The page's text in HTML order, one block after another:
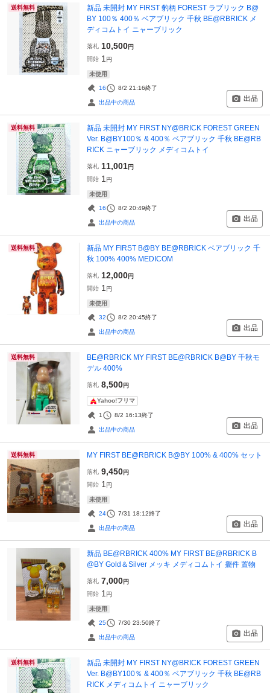
送料無料
新品 未開封 MY FIRST 豹柄 FOREST ラブリック B@
BY 100％ 400％ ベアブリック 千秋 BE@RBRICK メ
ディコムトイ ニャーブリック
落札 10,500円
開始 1 円
未使用
16 8/2 21:16終了
出品中の商品 出品
送料無料
新品 未開封 MY FIRST NY@BRICK FOREST GREEN
Ver. B@BY100％ & 400％ ベアブリック 千秋 BE@RB
RICK ニャーブリック メディコムトイ
落札 11,001円
開始 1 円
未使用
16 8/2 20:49終了
出品中の商品 出品
送料無料
新品 MY FIRST B@BY BE@RBRICK ベアブリック 千
秋 100% 400% MEDICOM
落札 12,000円
開始 1 円
未使用
32 8/2 20:45終了
出品中の商品 出品
送料無料
BE@RBRICK MY FIRST BE@RBRICK B@BY 千秋モ
デル 400%
落札 8,500円
Yahoo!フリマ
1 8/2 16:13終了
出品中の商品 出品
送料無料 MY FIRST BE@RBRICK B@BY 100% & 400% セット
落札 9,450円
開始 1 円
未使用
24 7/31 18:12終了
出品中の商品 出品
新品 BE@RBRICK 400% MY FIRST BE@RBRICK B
@BY Gold＆Silver メッキ メディコムトイ 擺件 置物
落札 7,000円
開始 1 円
未使用
25 7/30 23:50終了
出品中の商品 出品
送料無料
新品 未開封 MY FIRST NY@BRICK FOREST GREEN
Ver. B@BY100％ & 400％ ベアブリック 千秋 BE@RB
RICK メディコムトイ ニャーブリック